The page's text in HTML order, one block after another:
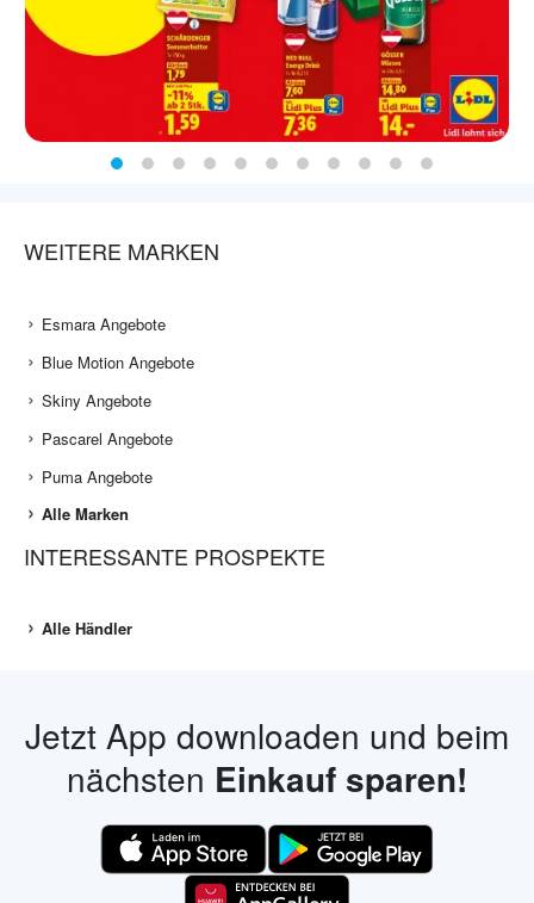
WEITERE MARKEN
Esmara Angebote
Blue Motion Angebote
Skiny Angebote
Pascarel Angebote
Puma Angebote
Alle Marken
INTERESSANTE PROSPEKTE
Alle Händler
Jetzt App downloaden und beim
nächsten Einkauf sparen!